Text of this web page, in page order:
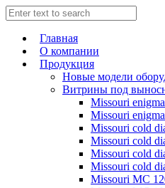
Главная
О компании
Продукция
Новые модели
Витрины под
Missouri
Missouri
Missouri cold
Missouri cold
Missouri cold
Missouri cold
Missouri MC